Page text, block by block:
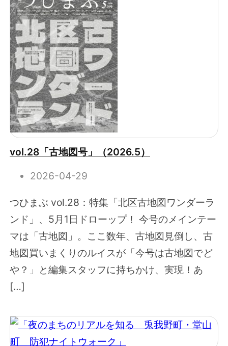
vol.28「古地図号」（2026.5）
2026-04-29
つひまぶ vol.28：特集「北区古地図ワンダーラ
ンド」、5月1日ドローップ！ 今号のメインテー
マは「古地図」。ここ数年、古地図見倒し、古
地図買いまくりのルイスが「今号は古地図でど
や？」と編集スタッフに持ちかけ、実現！あ
[…]